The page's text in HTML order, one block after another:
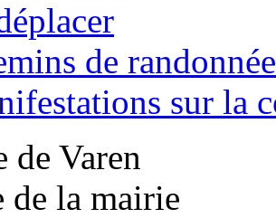
de randonnée
sur la
de Varen
de la mairie